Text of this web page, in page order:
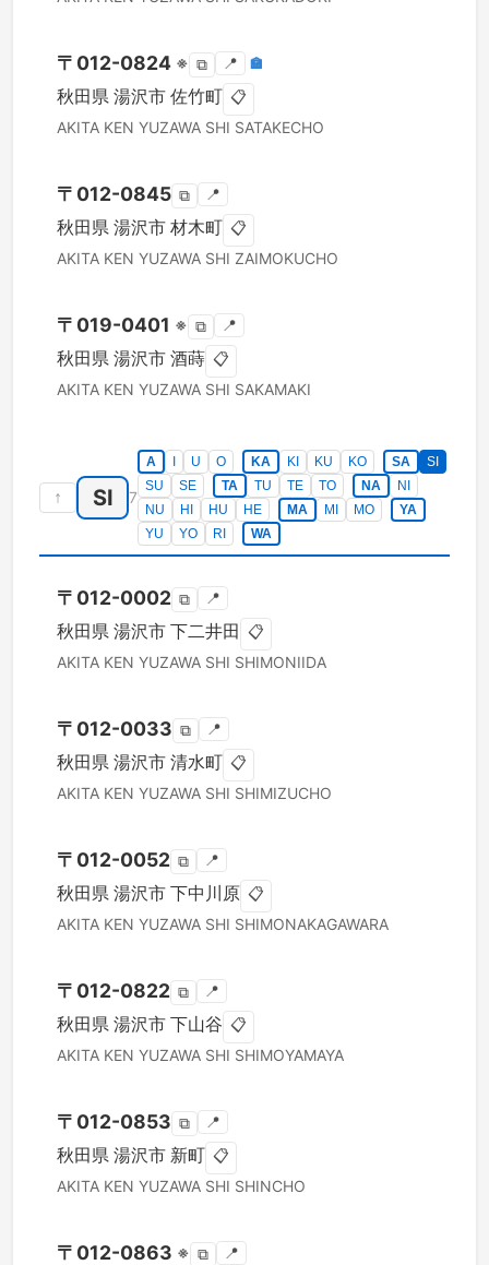
〒 012-0824 ※ ⧉ 📍 🏣
秋田県 湯沢市 佐竹町 📋
AKITA KEN YUZAWA SHI SATAKECHO
〒 012-0845 ⧉ 📍
秋田県 湯沢市 材木町 📋
AKITA KEN YUZAWA SHI ZAIMOKUCHO
〒 019-0401 ※ ⧉ 📍
秋田県 湯沢市 酒蒔 📋
AKITA KEN YUZAWA SHI SAKAMAKI
↑ SI 7
A U O KA KI KU KO SA
SI
SU
SE TA TU TE TO NA
NI
NU
HI HU HE MA MI MO
YA
YU
YO RI WA
〒 012-0002 ⧉ 📍
秋田県 湯沢市 下二井田 📋
AKITA KEN YUZAWA SHI SHIMONIIDA
〒 012-0033 ⧉ 📍
秋田県 湯沢市 清水町 📋
AKITA KEN YUZAWA SHI SHIMIZUCHO
〒 012-0052 ⧉ 📍
秋田県 湯沢市 下中川原 📋
AKITA KEN YUZAWA SHI SHIMONAKAGAWARA
〒 012-0822 ⧉ 📍
秋田県 湯沢市 下山谷 📋
AKITA KEN YUZAWA SHI SHIMOYAMAYA
〒 012-0853 ⧉ 📍
秋田県 湯沢市 新町 📋
AKITA KEN YUZAWA SHI SHINCHO
〒 012-0863 ※ ⧉ 📍